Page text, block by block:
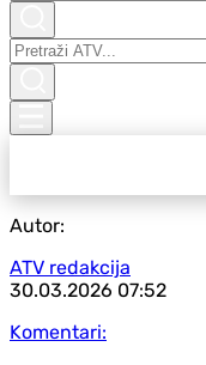
Autor:
ATV redakcija
30.03.2026 07:52
Komentari: